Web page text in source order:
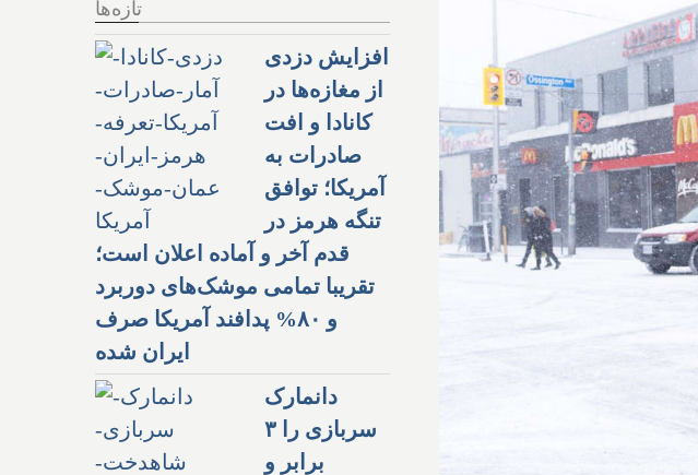
تازه‌ها
افزایش دزدی
از مغازه‌ها در
کانادا و افت
صادرات به
آمریکا؛ توافق
تنگه هرمز در
قدم آخر و آماده اعلان است؛
تقریبا تمامی موشک‌های دوربرد
و ۸۰% پدافند آمریکا صرف
ایران شده
دانمارک
سربازی را ۳
برابر و